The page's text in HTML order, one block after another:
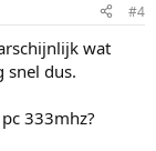
#4
wat
snel dus.
333mhz?